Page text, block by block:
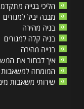
הליכי בנייה
מבנה יביל למגורים
בניה מהירה
בניה קלה למגורים
בנייה מהירה
איך לבחור את
המומחה למשאבות
שירותי משאבות